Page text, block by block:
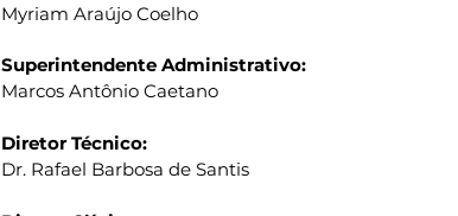
Myriam Araújo Coelho
Superintendente Administrativo:
Marcos Antônio Caetano
Diretor Técnico:
Dr. Rafael Barbosa de Santis